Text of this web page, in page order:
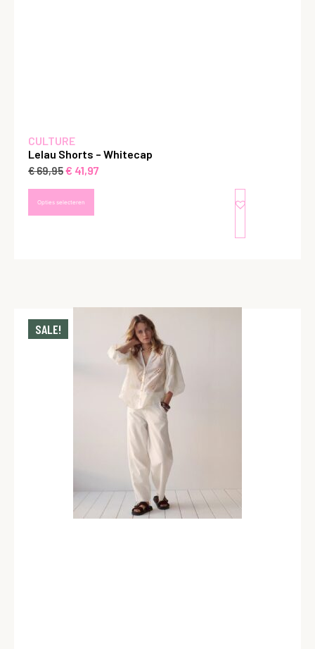
CULTURE
Lelau Shorts – Whitecap
€69,95€ 41,97
Opties selecteren
SALE!